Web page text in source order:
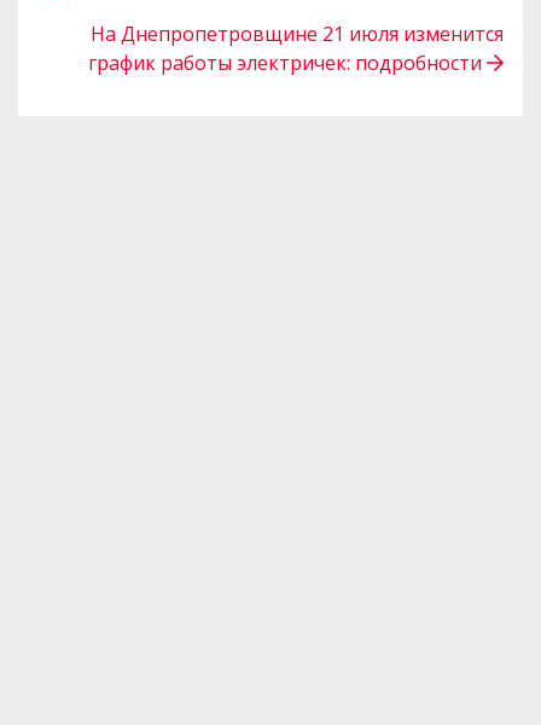
На Днепропетровщине 21 июля изменится
график работы электричек: подробности